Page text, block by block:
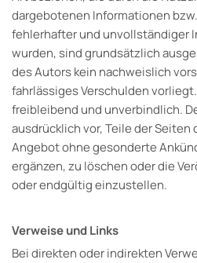
dargebotenen Informationen
fehlerhafter und unvollständiger
wurden, sind grundsätzlich
des Autors kein nachweislich
fahrlässiges Verschulden
freibleibend und unverbindlich.
ausdrücklich vor, Teile der Seiten
Angebot ohne gesonderte
ergänzen, zu löschen oder die
oder endgültig einzustellen.
Verweise und Links
Bei direkten oder indirekten